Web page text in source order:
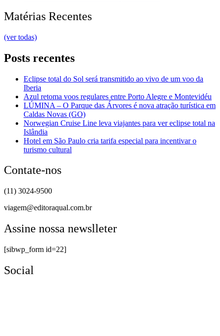
Matérias Recentes
(ver todas)
Posts recentes
Eclipse total do Sol será transmitido ao vivo de um voo da
Iberia
Azul retoma voos regulares entre Porto Alegre e Montevidéu
LÚMINA – O Parque das Árvores é nova atração turística em
Caldas Novas (GO)
Norwegian Cruise Line leva viajantes para ver eclipse total na
Islândia
Hotel em São Paulo cria tarifa especial para incentivar o
turismo cultural
Contate-nos
(11) 3024-9500
viagem@editoraqual.com.br
Assine nossa newslleter
[sibwp_form id=22]
Social